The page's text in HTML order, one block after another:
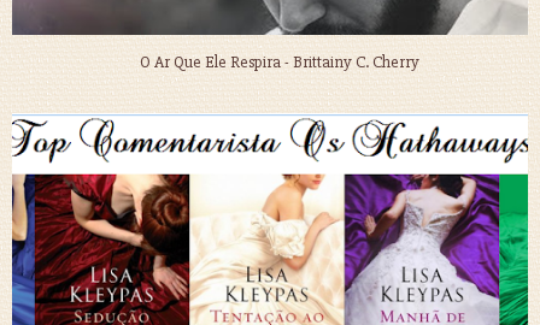
O Ar Que Ele Respira - Brittainy C. Cherry